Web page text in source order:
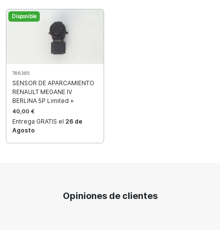
Disponible
786385
SENSOR DE APARCAMIENTO
RENAULT MEGANE IV
BERLINA 5P Limited +
40,00 €
Entrega GRATIS el 26 de
Agosto
Opiniones de clientes